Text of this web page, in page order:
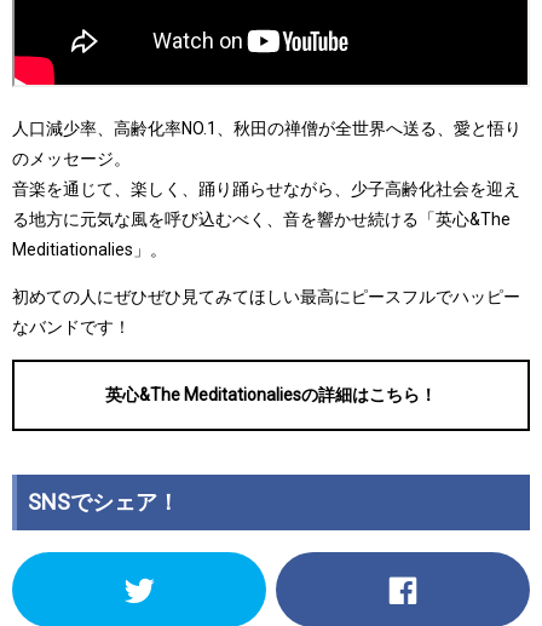
人口減少率、高齢化率NO.1、秋田の禅僧が全世界へ送る、愛と悟り
のメッセージ。
音楽を通じて、楽しく、踊り踊らせながら、少子高齢化社会を迎え
る地方に元気な風を呼び込むべく、音を響かせ続ける「英心&The
Meditiationalies」。
初めての人にぜひぜひ見てみてほしい最高にピースフルでハッピー
なバンドです！
英心&The Meditationaliesの詳細はこちら！
SNSでシェア！
ク Facebook